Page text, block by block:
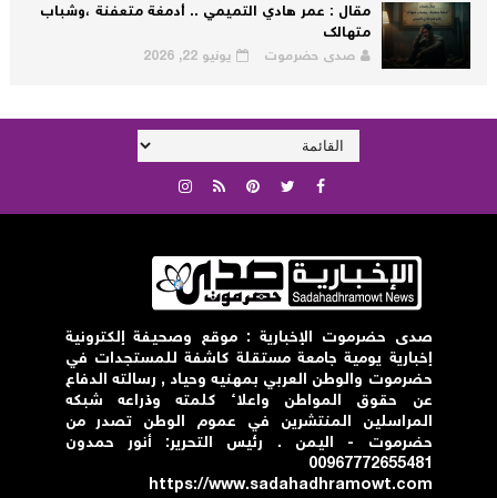
مقال : عمر هادي التميمي .. أدمغة متعفنة ،وشباب
متهالك
صدى حضرموت يونيو 22, 2026
صدى حضرموت الإخبارية : موقع وصحيفة إلكترونية
إخبارية يومية جامعة مستقلة كاشفة للمستجدات في
حضرموت والوطن العربي بمهنيه وحياد , رسالته الدفاع
عن حقوق المواطن واعلاء كلمته وذراعه شبكه
المراسلين المنتشرين في عموم الوطن تصدر من
حضرموت - اليمن . رئيس التحرير: أنور حمدون
00967772655481
https://www.sadahadhramowt.com